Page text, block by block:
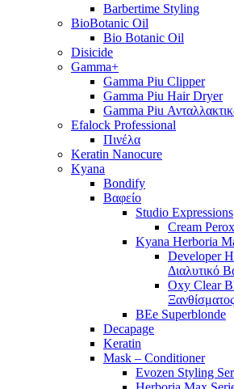
Barbertime Styling
BioBotanic Oil
Bio Botanic Oil
Disicide
Gamma+
Gamma Piu Clipper
Gamma Piu Hair Dryer
Gamma Piu
Efalock Professional
Πινέλα
Keratin Nanocure
Kyana
Bondify
Βαφείο
Studio Expressions
Cream
Kyana Herboria
Developer
Διαλυτικό
Oxy Clear
Ξανθίσματος
BEe Superblonde
Decapage
Keratin
Mask – Conditioner
Evozen Styling